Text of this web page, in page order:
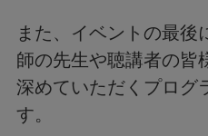
また、イベントの最後
師の先生や聴講者の皆
深めていただくプログ
す。